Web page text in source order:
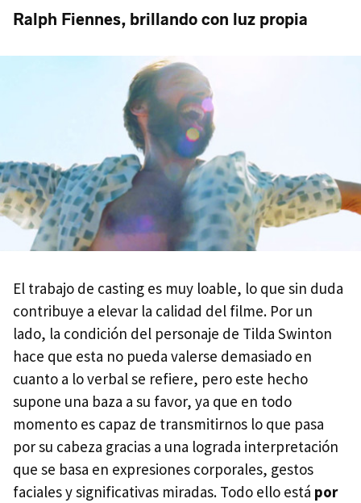
Ralph Fiennes, brillando con luz propia
El trabajo de casting es muy loable, lo que sin duda
contribuye a elevar la calidad del filme. Por un
lado, la condición del personaje de Tilda Swinton
hace que esta no pueda valerse demasiado en
cuanto a lo verbal se refiere, pero este hecho
supone una baza a su favor, ya que en todo
momento es capaz de transmitirnos lo que pasa
por su cabeza gracias a una lograda interpretación
que se basa en expresiones corporales, gestos
faciales y significativas miradas. Todo ello está por